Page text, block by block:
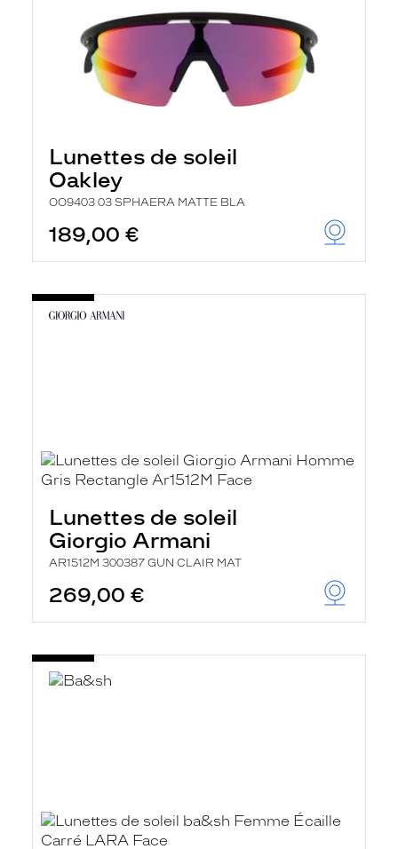
Lunettes de soleil
Oakley
OO9403 03 SPHAERA MATTE BLA
189,00 €
Lunettes de soleil
Giorgio Armani
AR1512M 300387 GUN CLAIR MAT
269,00 €